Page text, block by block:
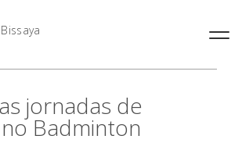
jornadas de
Badminton